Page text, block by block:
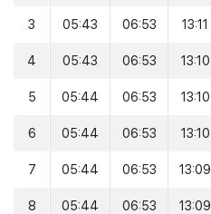
3 05:43 06:53 13:11
4 05:43 06:53 13:10
5 05:44 06:53 13:10
6 05:44 06:53 13:10
7 05:44 06:53 13:09
8 05:44 06:53 13:09